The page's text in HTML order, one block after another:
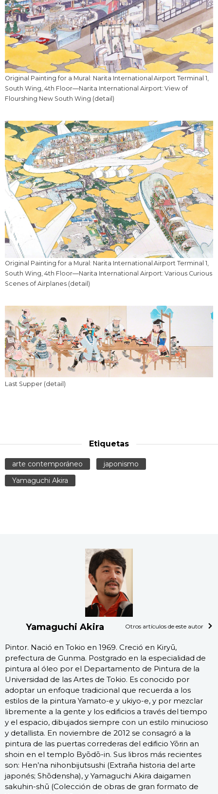
Original Painting for a Mural: Narita International Airport Terminal 1,
South Wing, 4th Floor―Narita International Airport: View of
Flourshing New South Wing (detail)
Original Painting for a Mural: Narita International Airport Terminal 1,
South Wing, 4th Floor―Narita International Airport: Various Curious
Scenes of Airplanes (detail)
Last Supper (detail)
Etiquetas
arte contemporáneo
japonismo
Yamaguchi Akira
Yamaguchi Akira Otros artículos de este autor
Pintor. Nació en Tokio en 1969. Creció en Kiryū,
prefectura de Gunma. Postgrado en la especialidad de
pintura al óleo por el Departamento de Pintura de la
Universidad de las Artes de Tokio. Es conocido por
adoptar un enfoque tradicional que recuerda a los
estilos de la pintura Yamato-e y ukiyo-e, y por mezclar
libremente a la gente y los edificios a través del tiempo
y el espacio, dibujados siempre con un estilo minucioso
y detallista. En noviembre de 2012 se consagró a la
pintura de las puertas correderas del edificio Yōrin an
shoin en el templo Byōdō-in. Sus libros más recientes
son: Hen’na nihonbijutsushi (Extraña historia del arte
japonés; Shōdensha), y Yamaguchi Akira daigamen
sakuhin-shū (Colección de obras de gran formato de